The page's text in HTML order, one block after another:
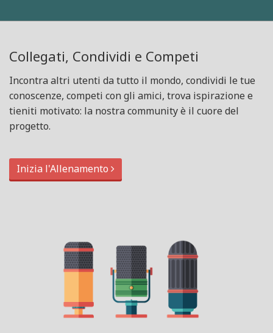
Collegati, Condividi e Competi
Incontra altri utenti da tutto il mondo, condividi le tue
conoscenze, competi con gli amici, trova ispirazione e
tieniti motivato: la nostra community è il cuore del
progetto.
Inizia l'Allenamento